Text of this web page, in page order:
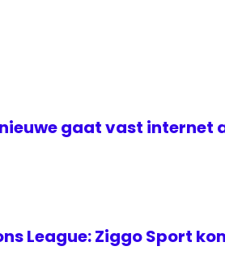
gaat vast internet
League: Ziggo Sport